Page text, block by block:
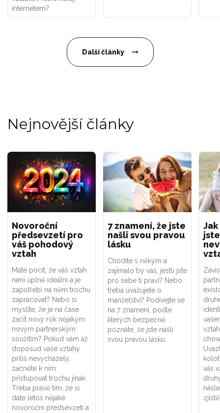
internetem?
Další články
Nejnovější články
Novoroční
předsevzetí pro
váš pohodový
vztah
Máte pocit, že váš vztah
není úplně ideální a je
zapotřebí na něm trochu
zapracovat? Nebo si
myslíte, že je na čase
začít nový rok nějakým
novým partnerským
soužitím? Pokud vám až
doposud vaše vztahy
příliš nevycházely,
začněte k nim
přistupovat trochu jinak.
Třeba právě tím, že si
dáte letos nějaké
novoroční předsevzetí a
7 znamení, že jste
našli svou pravou
lásku
Chodíte s někým a
zajímalo by vás, jestli jste
pro sebe ti praví? Nebo
třeba uvažujete o
manželství? Podívejte se
na 7 znamení, podle
kterých bezpečně
poznáte, že jste našli
svou pravou lásku.
vás